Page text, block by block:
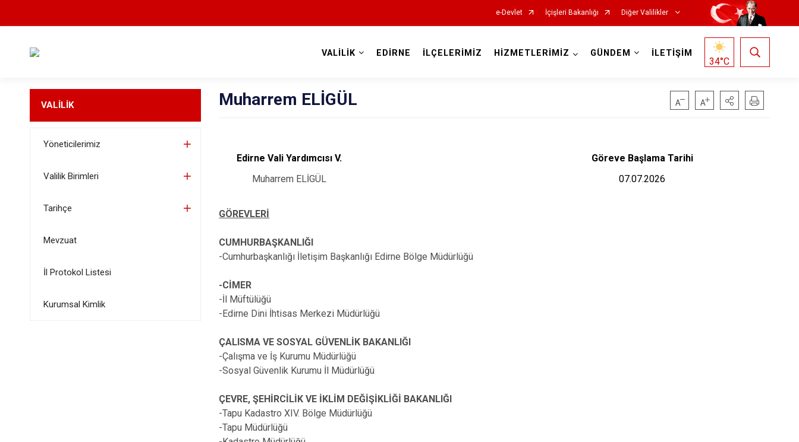
e-Devlet İçişleri Bakanlığı Diğer Valilikler
VALİLİK EDİRNE İLÇELERİMİZ HİZMETLERİMİZ GÜNDEM İLETİŞİM
34°C
VALİLİK
Yöneticilerimiz
Valilik Birimleri
Tarihçe
Mevzuat
İl Protokol Listesi
Kurumsal Kimlik
Muharrem ELİGÜL
Edirne Vali Yardımcısı V.
Göreve Başlama Tarihi
Muharrem ELİGÜL
07.07.2026
GÖREVLERİ
CUMHURBAŞKANLIĞI
-Cumhurbaşkanlığı İletişim Başkanlığı Edirne Bölge Müdürlüğü
-CİMER
-İl Müftülüğü
-Edirne Dini İhtisas Merkezi Müdürlüğü
ÇALISMA VE SOSYAL GÜVENLİK BAKANLIĞI
-Çalışma ve İş Kurumu Müdürlüğü
-Sosyal Güvenlik Kurumu İl Müdürlüğü
ÇEVRE, ŞEHİRCİLİK VE İKLİM DEĞİŞİKLİĞİ BAKANLIĞI
-Tapu Kadastro XIV. Bölge Müdürlüğü
-Tapu Müdürlüğü